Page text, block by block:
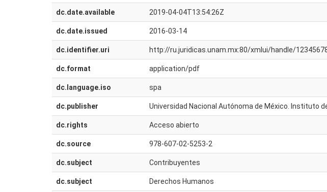
dc.date.available 2019-04-04T13:54:26Z
dc.date.issued 2016-03-14
dc.identifier.uri http://ru.juridicas.unam.mx:80/xmlui/handle/
dc.format application/pdf
dc.language.iso spa
dc.publisher Universidad Nacional Autónoma de México. Instituto
dc.rights Acceso abierto
dc.source 978-607-02-5253-2
dc.subject Contribuyentes
dc.subject Derechos Humanos